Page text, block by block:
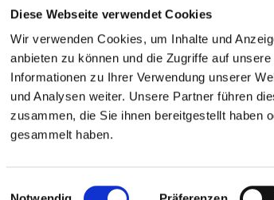
Diese Webseite verwendet Cookies
Wir verwenden Cookies, um Inhalte und
anbieten zu können und die Zugriffe auf
Informationen zu Ihrer Verwendung unserer
und Analysen weiter. Unsere Partner führen
zusammen, die Sie ihnen bereitgestellt haben
gesammelt haben.
Einwilligungsauswahl
bs.de
und
MUSIKALISCHES
MITTAGSGEBET
Sonntag
10:00 Uhr
GOTTESDIENST